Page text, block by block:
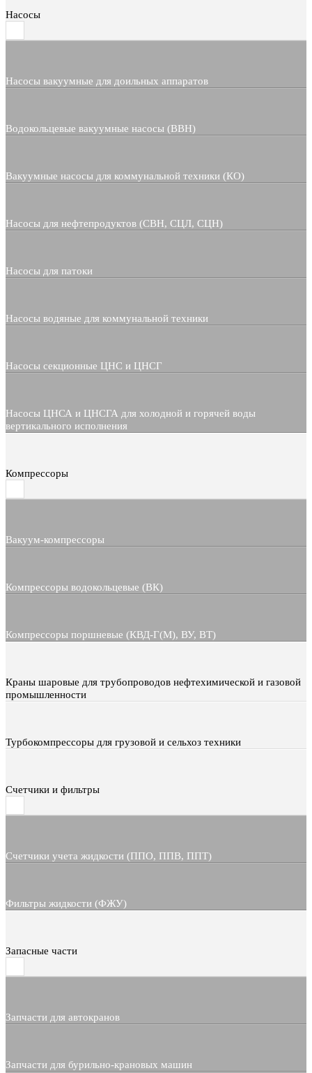
Насосы
Насосы вакуумные для доильных аппаратов
Водокольцевые вакуумные насосы (ВВН)
Вакуумные насосы для коммунальной техники (КО)
Насосы для нефтепродуктов (СВН, СЦЛ, СЦН)
Насосы для патоки
Насосы водяные для коммунальной техники
Насосы секционные ЦНС и ЦНСГ
Насосы ЦНСА и ЦНСГА для холодной и горячей воды
вертикального исполнения
Компрессоры
Вакуум-компрессоры
Компрессоры водокольцевые (ВК)
Компрессоры поршневые (КВД-Г(М), ВУ, ВТ)
Краны шаровые для трубопроводов нефтехимической и газовой
промышленности
Турбокомпрессоры для грузовой и сельхоз техники
Счетчики и фильтры
Счетчики учета жидкости (ППО, ППВ, ППТ)
Фильтры жидкости (ФЖУ)
Запасные части
Запчасти для автокранов
Запчасти для бурильно-крановых машин